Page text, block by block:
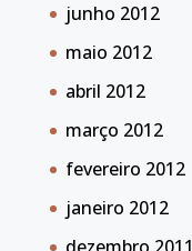
junho 2012
maio 2012
abril 2012
março 2012
fevereiro 2012
janeiro 2012